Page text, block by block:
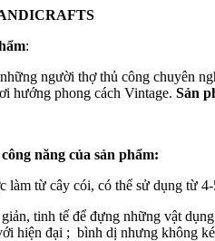
:
người thợ thủ công chuyên
hướng phong cách Vintage. Sản
năng của sản phẩm:
từ cây cói, có thể sử dụng từ 4-
tinh tế để đựng những vật
hiện đại ; bình dị nhưng không